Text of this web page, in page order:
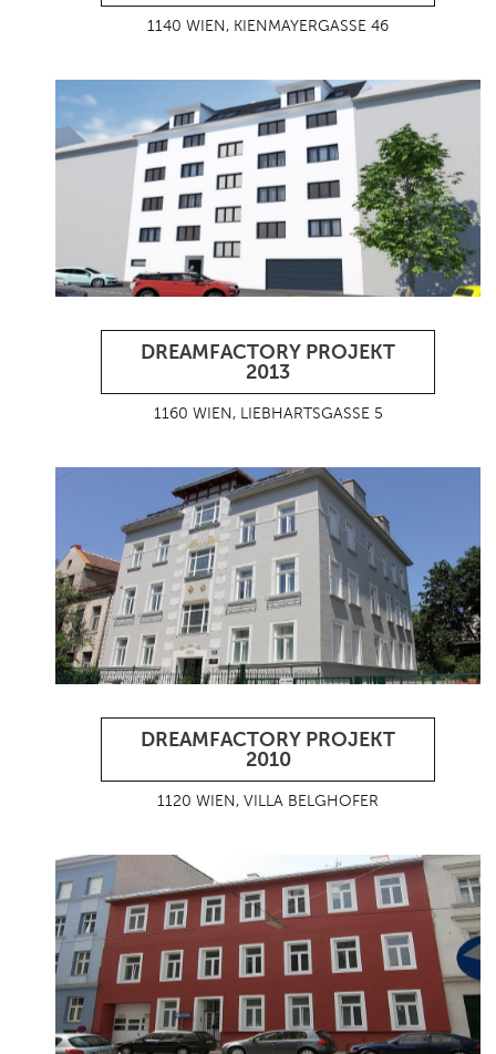
1140 WIEN, KIENMAYERGASSE 46
DREAMFACTORY PROJEKT
2013
1160 WIEN, LIEBHARTSGASSE 5
DREAMFACTORY PROJEKT
2010
1120 WIEN, VILLA BELGHOFER